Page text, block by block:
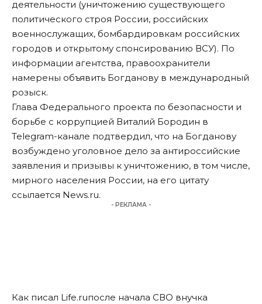
деятельности (уничтожению существующего
политического строя России, российских
военнослужащих, бомбардировкам российских
городов и открытому спонсированию ВСУ). По
информации агентства, правоохранители
намерены объявить Богданову в международный
розыск.
Глава Федерального проекта по безопасности и
борьбе с коррупцией Виталий Бородин в
Telegram-канале подтвердил, что на Богданову
возбуждено уголовное дело за антироссийские
заявления и призывы к уничтожению, в том числе,
мирного населения России, на его цитату
ссылается News.ru.
- РЕКЛАМА -
Как писал Life.ruпосле начала СВО внучка